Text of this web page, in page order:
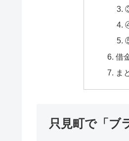
借
ま
只見町で「ブ